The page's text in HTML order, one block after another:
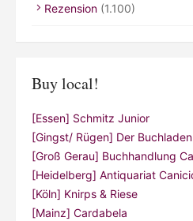
Rezension (1.100)
Buy local!
[Essen] Schmitz Junior
[Gingst/ Rügen] Der Buchladen
[Groß Gerau] Buchhandlung
[Heidelberg] Antiquariat
[Köln] Knirps & Riese
[Mainz] Cardabela